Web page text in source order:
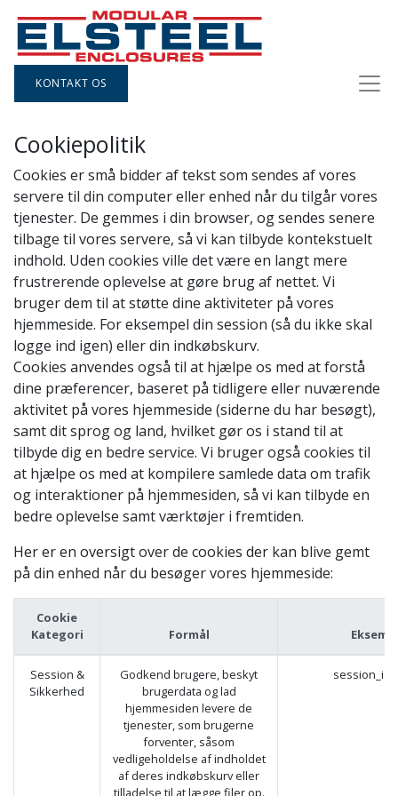
KONTAKT OS
Cookiepolitik
Cookies er små bidder af tekst som sendes af vores
servere til din computer eller enhed når du tilgår vores
tjenester. De gemmes i din browser, og sendes senere
tilbage til vores servere, så vi kan tilbyde kontekstuelt
indhold. Uden cookies ville det være en langt mere
frustrerende oplevelse at gøre brug af nettet. Vi
bruger dem til at støtte dine aktiviteter på vores
hjemmeside. For eksempel din session (så du ikke skal
logge ind igen) eller din indkøbskurv.
Cookies anvendes også til at hjælpe os med at forstå
dine præferencer, baseret på tidligere eller nuværende
aktivitet på vores hjemmeside (siderne du har besøgt),
samt dit sprog og land, hvilket gør os i stand til at
tilbyde dig en bedre service. Vi bruger også cookies til
at hjælpe os med at kompilere samlede data om trafik
og interaktioner på hjemmesiden, så vi kan tilbyde en
bedre oplevelse samt værktøjer i fremtiden.
Her er en oversigt over de cookies der kan blive gemt
på din enhed når du besøger vores hjemmeside:
Cookie
Kategori
Formål
Session &
Sikkerhed
Godkend brugere, beskyt
brugerdata og lad
hjemmesiden levere de
tjenester, som brugerne
forventer, såsom
vedligeholdelse af indholdet
af deres indkøbskurv eller
tilladelse til at lægge filer op.
session_id